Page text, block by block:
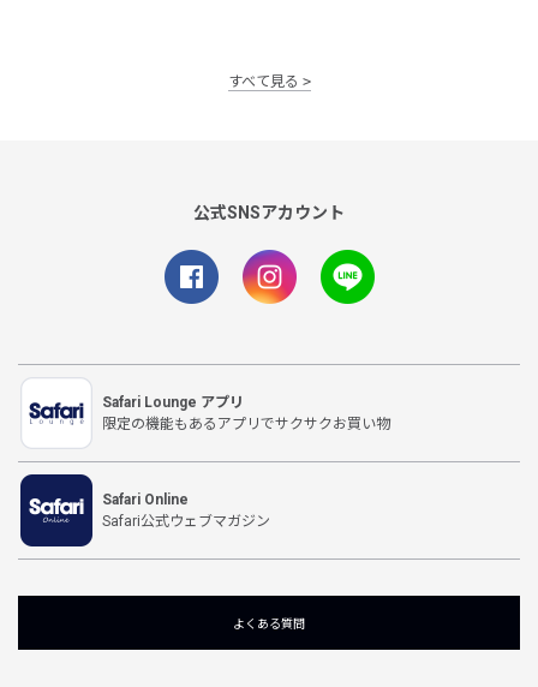
すべて見る
公式SNSアカウント
Safari Lounge アプリ
限定の機能もあるアプリでサクサクお買い物
Safari Online
Safari公式ウェブマガジン
よくある質問